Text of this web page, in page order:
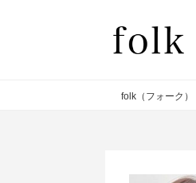
folk（フォーク）